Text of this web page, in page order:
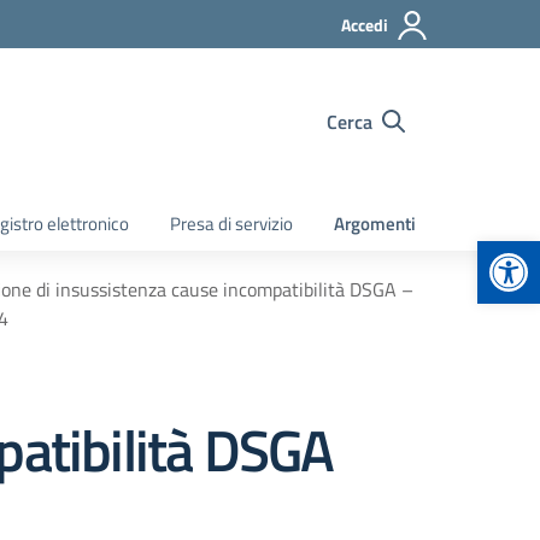
Accedi
Cerca
elettronico Presa di servizio Argomenti
di insussistenza cause incompatibilità DSGA –
DSGA